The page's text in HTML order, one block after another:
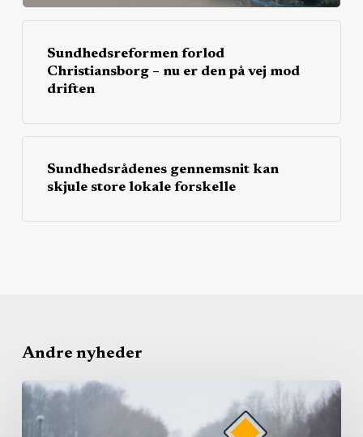
Sundhedsreformen forlod
Christiansborg – nu er den på vej mod
driften
Sundhedsrådenes gennemsnit kan
skjule store lokale forskelle
Andre nyheder
Region
bruger